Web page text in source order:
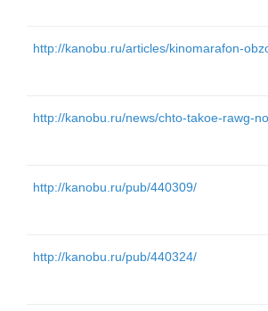
http://kanobu.ru/articles/kinomarafon-
http://kanobu.ru/news/chto-takoe-rawg-
http://kanobu.ru/pub/440309/
http://kanobu.ru/pub/440324/